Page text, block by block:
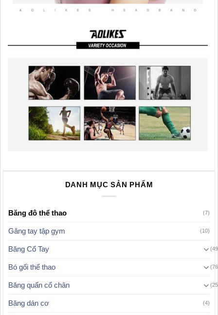
DANH MỤC SẢN PHẨM
Băng đô thể thao (7)
Găng tay tập gym (10)
Băng Cổ Tay
Bó gối thể thao
Băng quấn cổ chân
Băng dán cơ (4)